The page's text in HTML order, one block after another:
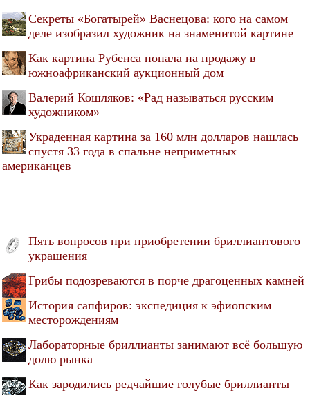
Секреты «Богатырей» Васнецова: кого на самом
деле изобразил художник на знаменитой картине
Как картина Рубенса попала на продажу в
южноафриканский аукционный дом
Валерий Кошляков: «Рад называться русским
художником»
Украденная картина за 160 млн долларов нашлась
спустя 33 года в спальне неприметных
американцев
Пять вопросов при приобретении бриллиантового
украшения
Грибы подозреваются в порче драгоценных камней
История сапфиров: экспедиция к эфиопским
месторождениям
Лабораторные бриллианты занимают всё большую
долю рынка
Как зародились редчайшие голубые бриллианты